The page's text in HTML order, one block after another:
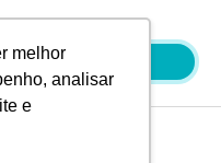
melhor
analisar
e